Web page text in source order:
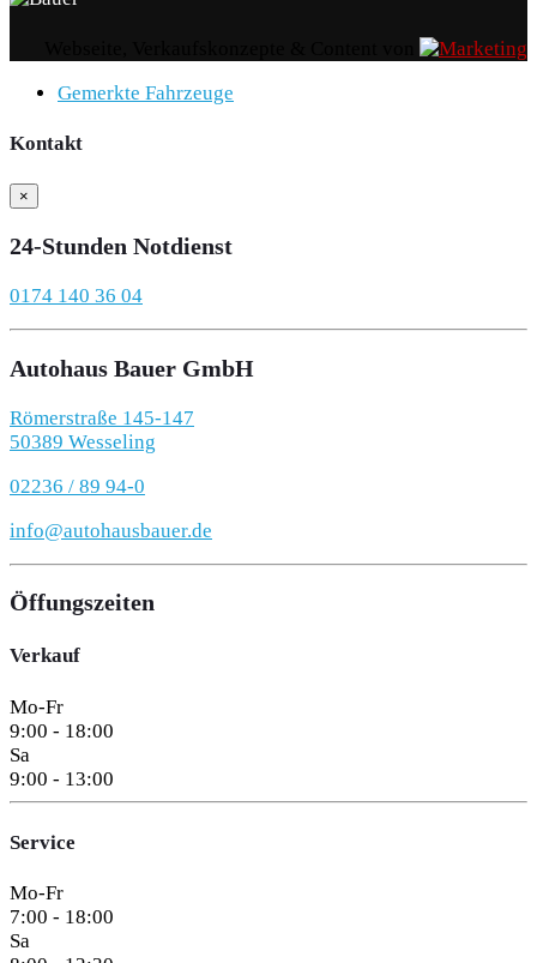
Gemerkte Fahrzeuge
Kontakt
×
24-Stunden Notdienst
0174 140 36 04
Autohaus Bauer GmbH
Römerstraße 145-147
50389 Wesseling
02236 / 89 94-0
info@autohausbauer.de
Öffungszeiten
Verkauf
Mo-Fr
9:00 - 18:00
Sa
9:00 - 13:00
Service
Mo-Fr
7:00 - 18:00
Sa